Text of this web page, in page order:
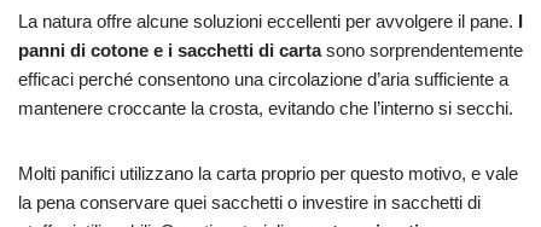
La natura offre alcune soluzioni eccellenti per avvolgere il pane. I
panni di cotone e i sacchetti di cartasono sorprendentemente
efficaci perché consentono una circolazione d’aria sufficiente a
mantenere croccante la crosta, evitando che l’interno si secchi.
Molti panifici utilizzano la carta proprio per questo motivo, e vale
la pena conservare quei sacchetti o investire in sacchetti di